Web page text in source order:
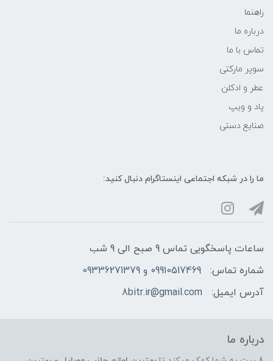
راهنما
درباره ما
تماس با ما
سوپر مارکتی
عطر و ادکلن
پاد و ویپ
صنایع دستی
ما را در شبکه‌ اجتماعی اینستاگرام دنبال کنید:
ساعات پاسخگویی تماس 9 صبح الی 9 شب
شماره تماس:
09910517469 و 09336271379
آدرس ایمیل:
8bitr.ir@gmail.com
درباره ما